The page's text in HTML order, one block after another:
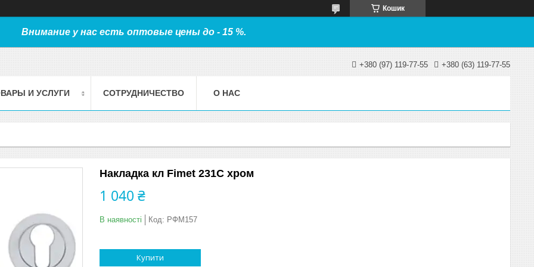
Кошик
Внимание у нас есть оптовые цены до - 15 %.
+380 (97) 119-77-55 +380 (63) 119-77-55
И УСЛУГИ СОТРУДНИЧЕСТВО О НАС
Накладка кл Fimet 231C хром
1 040 ₴
В наявності Код: РФМ157
Купити